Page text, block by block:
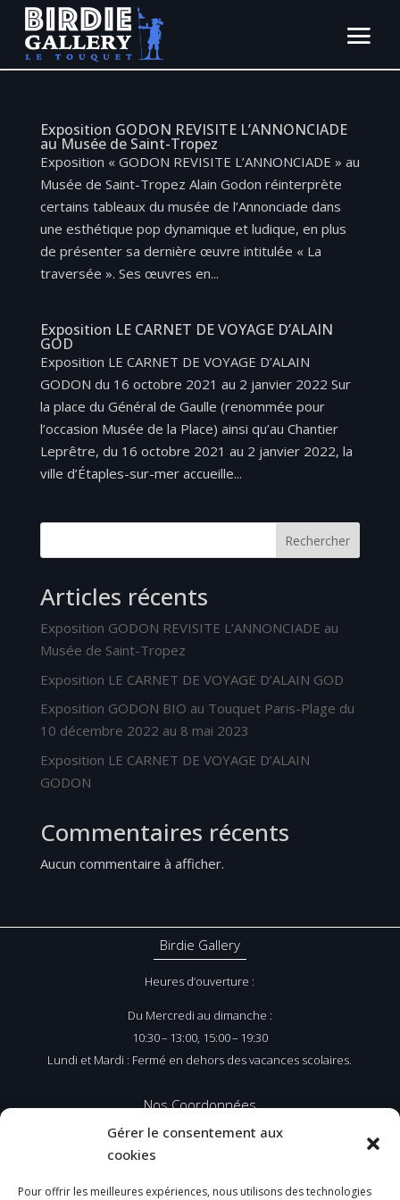
Gérer le consentement aux
cookies
Pour offrir les meilleures expériences, nous utilisons des technologies
Exposition GODON REVISITE L’ANNONCIADE
au Musée de Saint-Tropez
Exposition « GODON REVISITE L’ANNONCIADE » au
Musée de Saint-Tropez Alain Godon réinterprète
certains tableaux du musée de l’Annonciade dans
une esthétique pop dynamique et ludique, en plus
de présenter sa dernière œuvre intitulée « La
traversée ». Ses œuvres en...
Exposition LE CARNET DE VOYAGE D’ALAIN
GOD
Exposition LE CARNET DE VOYAGE D’ALAIN
GODON du 16 octobre 2021 au 2 janvier 2022 Sur
la place du Général de Gaulle (renommée pour
l’occasion Musée de la Place) ainsi qu’au Chantier
Leprêtre, du 16 octobre 2021 au 2 janvier 2022, la
ville d’Étaples-sur-mer accueille...
Rechercher
Articles récents
Exposition GODON REVISITE L’ANNONCIADE au
Musée de Saint-Tropez
Exposition LE CARNET DE VOYAGE D’ALAIN GOD
Exposition GODON BIO au Touquet Paris-Plage du
10 décembre 2022 au 8 mai 2023
Exposition LE CARNET DE VOYAGE D’ALAIN
GODON
Commentaires récents
Aucun commentaire à afficher.
Birdie Gallery
Heures d’ouverture :
Du Mercredi au dimanche :
10:30 – 13:00, 15:00 – 19:30
Lundi et Mardi : Fermé en dehors des vacances scolaires.
Nos Coordonnées
64 Boulevard Daloz
62520 Le Touquet Paris-Plage